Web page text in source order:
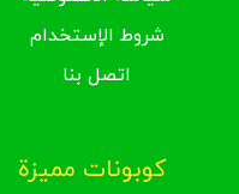
شروط الإستخدام
كوبونات مميزة